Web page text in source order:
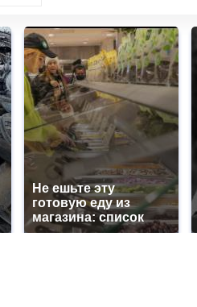
Не ешьте эту
готовую еду из
магазина: список